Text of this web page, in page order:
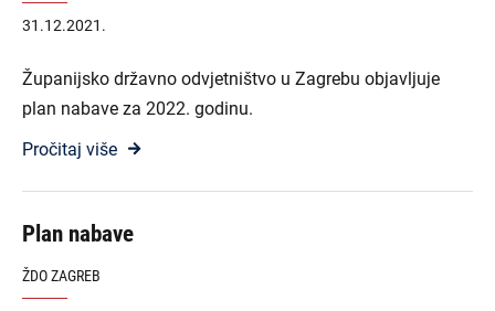
31.12.2021.
Županijsko državno odvjetništvo u Zagrebu objavljuje
plan nabave za 2022. godinu.
Pročitaj više
Plan nabave
ŽDO ZAGREB